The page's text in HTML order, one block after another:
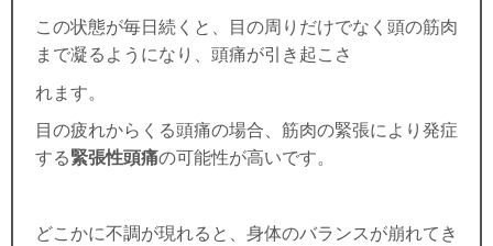
この状態が毎日続くと、目の周りだけでなく頭の筋肉
まで凝るようになり、頭痛が引き起こさ
れます。
目の疲れからくる頭痛の場合、筋肉の緊張により発症
する緊張性頭痛の可能性が高いです。
どこかに不調が現れると、身体のバランスが崩れてき